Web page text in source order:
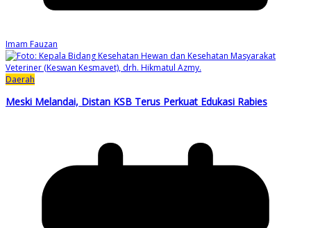
Imam Fauzan
Daerah
Meski Melandai, Distan KSB Terus Perkuat Edukasi Rabies